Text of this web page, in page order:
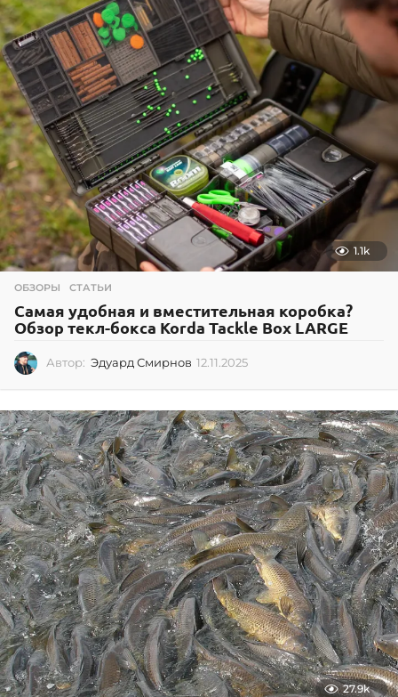
.
2
0
1
9
1.1k
ОБЗОРЫ ,СТАТЬИ
Самая удобная и вместительная коробка?
Обзор текл-бокса Korda Tackle Box LARGE
Автор: Эдуард Смирнов 12.11.2025
1
1
.
2
0
2
5
27.9k